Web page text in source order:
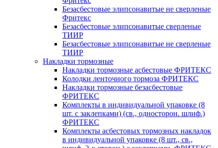
Безасбестовые элипсонавитые не сверленые
Фритекс
Безасбестовые элипсонавитые сверленые
ТИИР
Безасбестовые элипсонавитые не сверленые
ТИИР
Накладки тормозные
Накладки тормозные асбестовые ФРИТЕКС
Колодки ленточного тормоза ФРИТЕКС
Накладки тормозные безасбестовые
ФРИТЕКС
Комплекты в индивидуальной упаковке (8
шт. с заклепками) (св., односторон. шлиф.)
ФРИТЕКС
Комплекты асбестовых тормозных накладок
в индивидуальной упаковке (8 шт., св.,